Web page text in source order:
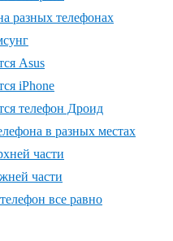
разных телефонах
Asus
iPhone
телефон Дроид
в разных местах
части
части
все равно